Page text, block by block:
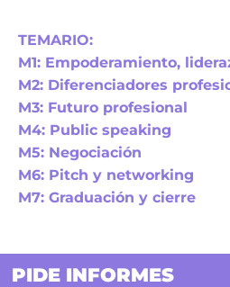
TEMARIO:
M1: Empoderamiento,
M2: Diferenciadores
M3: Futuro profesional
M4: Public speaking
M5: Negociación
M6: Pitch y networking
M7: Graduación y cierre
PIDE INFORMES